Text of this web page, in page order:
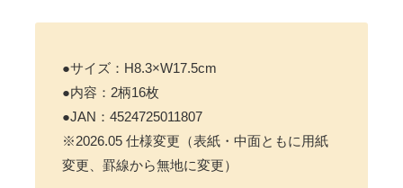
●サイズ：H8.3×W17.5cm
●内容：2柄16枚
●JAN：4524725011807
※2026.05 仕様変更（表紙・中面ともに用紙
変更、罫線から無地に変更）